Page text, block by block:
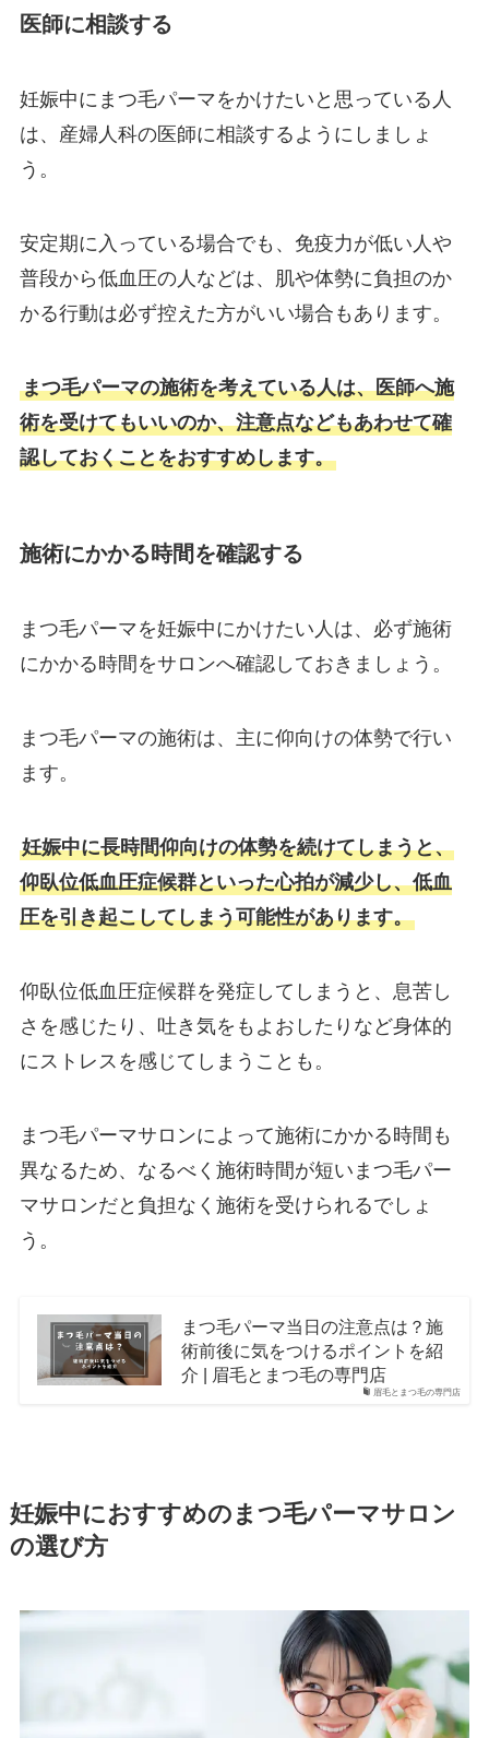
医師に相談する
妊娠中にまつ毛パーマをかけたいと思っている人
は、産婦人科の医師に相談するようにしましょ
う。
安定期に入っている場合でも、免疫力が低い人や
普段から低血圧の人などは、肌や体勢に負担のか
かる行動は必ず控えた方がいい場合もあります。
まつ毛パーマの施術を考えている人は、医師へ施
術を受けてもいいのか、注意点などもあわせて確
認しておくことをおすすめします。
施術にかかる時間を確認する
まつ毛パーマを妊娠中にかけたい人は、必ず施術
にかかる時間をサロンへ確認しておきましょう。
まつ毛パーマの施術は、主に仰向けの体勢で行い
ます。
妊娠中に長時間仰向けの体勢を続けてしまうと、
仰臥位低血圧症候群といった心拍が減少し、低血
圧を引き起こしてしまう可能性があります。
仰臥位低血圧症候群を発症してしまうと、息苦し
さを感じたり、吐き気をもよおしたりなど身体的
にストレスを感じてしまうことも。
まつ毛パーマサロンによって施術にかかる時間も
異なるため、なるべく施術時間が短いまつ毛パー
マサロンだと負担なく施術を受けられるでしょ
う。
眉毛とまつ毛の専門店
まつ毛パーマ当日の注意点は？施
術前後に気をつけるポイントを紹
介 | 眉毛とまつ毛の専門店
妊娠中におすすめのまつ毛パーマサロン
の選び方